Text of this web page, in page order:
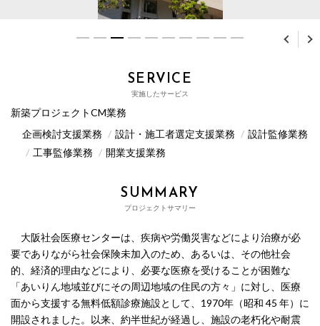
SERVICE
実施したサービス
新築プロジェクトCM業務
企画検討支援業務
設計・施工者選定支援業務
設計監修業務
工事監修業務
開業支援業務
SUMMARY
プロジェクトサマリー
大阪社会医療センターは、疾病や労働災害などにより治療が必
要でありながら社会保険未加入のため、あるいは、その他社会
的、経済的理由などにより、必要な医療を受けることが困難な
「あいりん地域並びにその周辺地域の住民の方々」に対し、医療
面から支援する無料低額診療施設として、1970年（昭和 45 年）に
開設されました。以来、約半世紀が経過し、施設の老朽化や耐震